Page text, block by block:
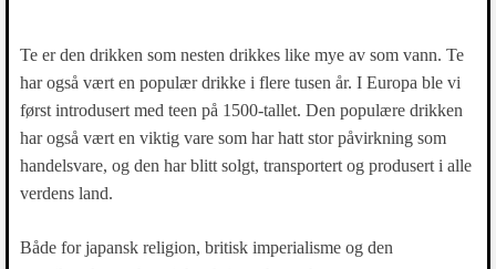
Te er den drikken som nesten drikkes like mye av som vann. Te
har også vært en populær drikke i flere tusen år. I Europa ble vi
først introdusert med teen på 1500-tallet. Den populære drikken
har også vært en viktig vare som har hatt stor påvirkning som
handelsvare, og den har blitt solgt, transportert og produsert i alle
verdens land.
Både for japansk religion, britisk imperialisme og den